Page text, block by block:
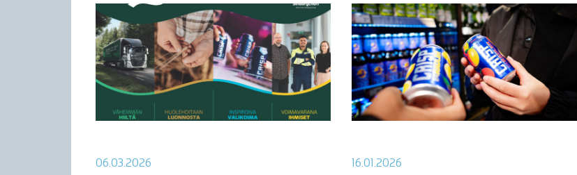
06.03.2026 16.01.2026